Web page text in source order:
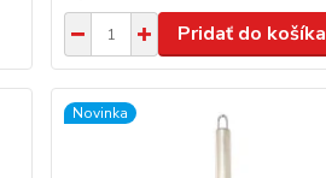
Pridať do košíka
Novinka